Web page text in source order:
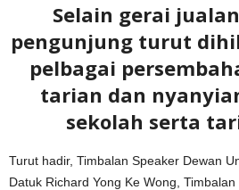
Selain gerai
pengunjung turut
pelbagai
tarian dan
sekolah serta
Turut hadir, Timbalan Speaker Dewan
Datuk Richard Yong Ke Wong,